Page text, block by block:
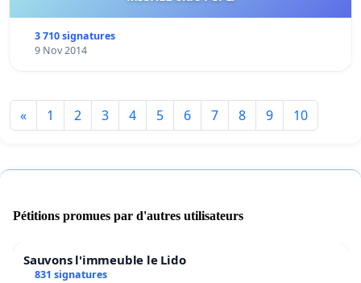
3 710 signatures
9 Nov 2014
« 1 2 3 4 5 6 7 8 9 10
Pétitions promues par d'autres utilisateurs
Sauvons l'immeuble le Lido
831 signatures